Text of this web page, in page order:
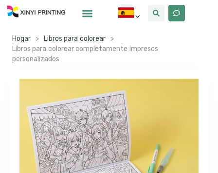
Hogar > Libros para colorear
>
Libros para colorear completamente impresos
personalizados